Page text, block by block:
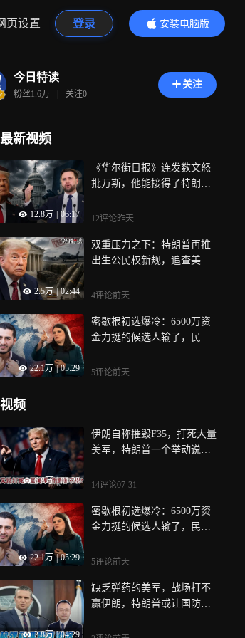
页设置 登录
安装电脑版
内容更精彩
今日特读
粉丝1.6万 | 关注0
关注
新视频
12.8万 06:17
《华尔街日报》连发数文怒
批万斯，他能接得了特朗普
12评论昨天
2.5万 | 02:44
双重压力之下：特朗普再推
出生公民权新规，追查美军
4评论前天
22.1万 | 05:29
密歇根初选爆冷：6500万资
金力挺的候选人输了，民主
5评论前天
频
6.8万 | 01:28
伊朗自称摧毁F35，打死大量
美军，特朗普一个举动说明
14评论07-31
22.1万 | 05:29
密歇根初选爆冷：6500万资
金力挺的候选人输了，民主
5评论前天
2.8万 | 04:29
缺乏弹药的美军，战场打不
赢伊朗，特朗普或让国防部